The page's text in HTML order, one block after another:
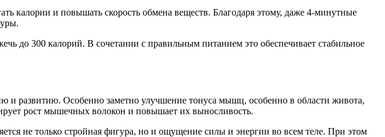
калории и повышать скорость обмена веществ. Благодаря этому, даже 4-минутные
до 300 калорий. В сочетании с правильным питанием это обеспечивает стабильное
и развитию. Особенно заметно улучшение тонуса мышц, особенно в области живота,
рост мышечных волокон и повышает их выносливость.
не только стройная фигура, но и ощущение силы и энергии во всем теле. При этом